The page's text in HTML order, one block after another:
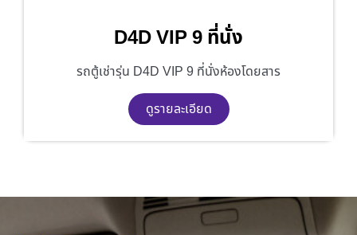
D4D VIP 9 ที่นั่ง
รถตู้เช่ารุ่น D4D VIP 9 ที่นั่งห้องโดยสาร
ดูรายละเอียด